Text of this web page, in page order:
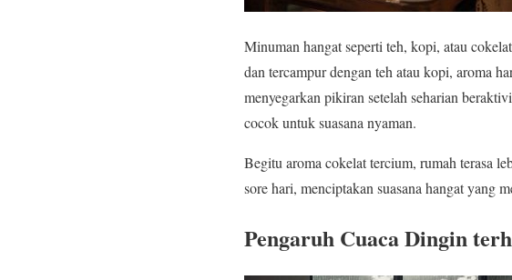
Minuman hangat seperti teh, kopi, atau
dan tercampur dengan teh atau kopi, aroma
menyegarkan pikiran setelah seharian
cocok untuk suasana nyaman.
Begitu aroma cokelat tercium, rumah terasa
sore hari, menciptakan suasana hangat yang
Pengaruh Cuaca Dingin